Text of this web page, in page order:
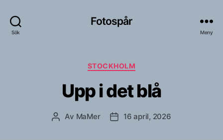
Sök
Fotospår
Meny
Kategorier
STOCKHOLM
Upp i det blå
Inläggsförfattare
Av MaMer Inläggsdatum
16 april, 2026